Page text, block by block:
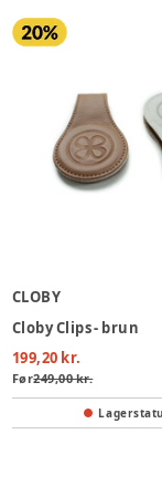
CLOBY
Cloby Clips - brun
199,20 kr.
Før249,00 kr.